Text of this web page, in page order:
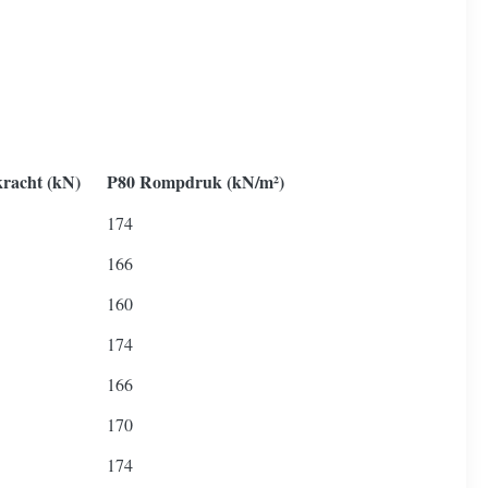
(kN) P80 Rompdruk (kN/m²)
174
166
160
174
166
170
174